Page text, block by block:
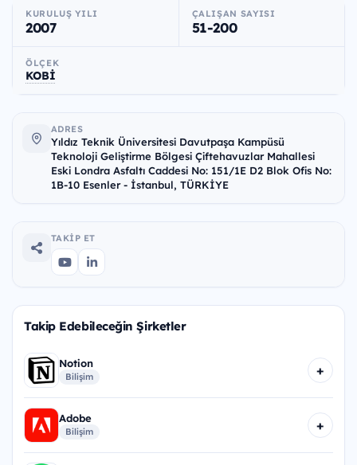
KURULUŞ YILI
2007
ÇALIŞAN SAYISI
51-200
ÖLÇEK
KOBİ
ADRES
Yıldız Teknik Üniversitesi Davutpaşa Kampüsü
Teknoloji Geliştirme Bölgesi Çiftehavuzlar Mahallesi
Eski Londra Asfaltı Caddesi No: 151/1E D2 Blok Ofis No:
1B-10 Esenler - İstanbul, TÜRKİYE
TAKIP ET
Takip Edebileceğin Şirketler
Notion
Bilişim +
Adobe
Bilişim +